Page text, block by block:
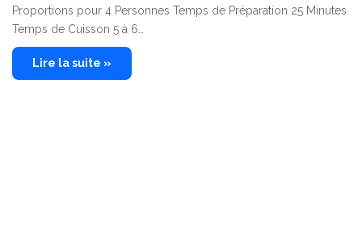
Proportions pour 4 Personnes Temps de Préparation 25 Minutes
Temps de Cuisson 5 à 6…
Lire la suite »